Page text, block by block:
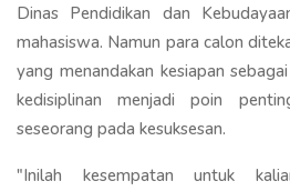
Dinas Pendidikan dan
mahasiswa. Namun para calon
yang menandakan kesiapan
kedisiplinan menjadi poin
seseorang pada kesuksesan.
"Inilah kesempatan untuk